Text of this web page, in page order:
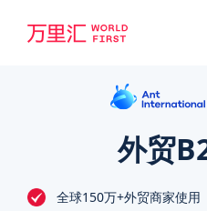
外贸
全球150万+外贸商家使用